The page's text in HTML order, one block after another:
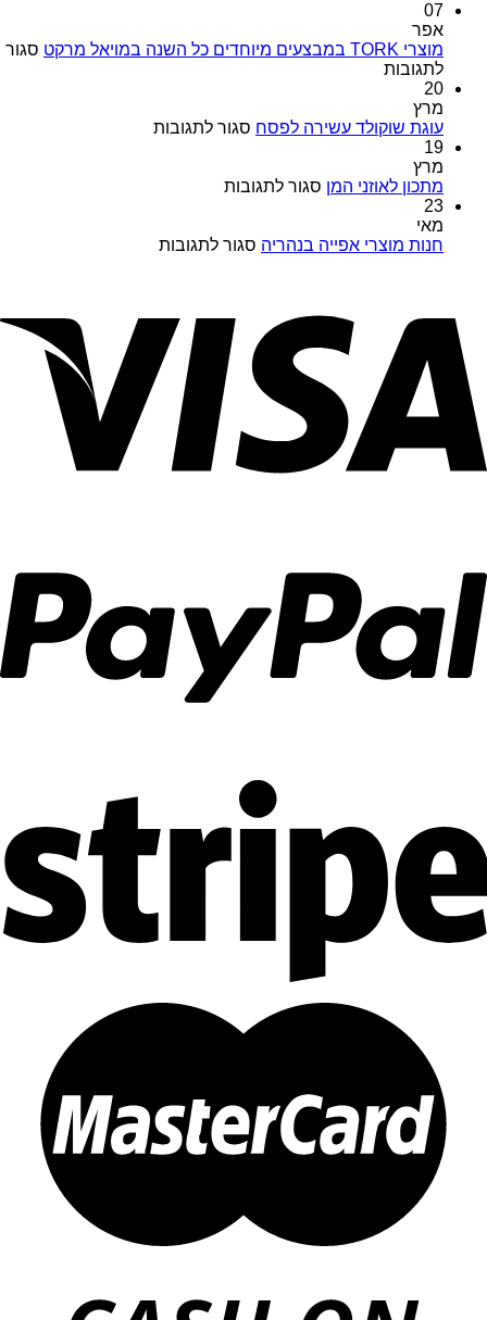
07
אפר
מוצרי TORK במבצעים מיוחדים כל השנה במויאל מרקט
סגור
לתגובותעל
במבצעים
השנה
20
מרץ
עוגת שוקולד עשירה לפסח סגור לתגובותעל
19
מרץ
מתכון לאוזני המן סגור לתגובותעל
המן
23
מאי
חנות מוצרי אפייה בנהריה סגור לתגובותעל
בנהריה